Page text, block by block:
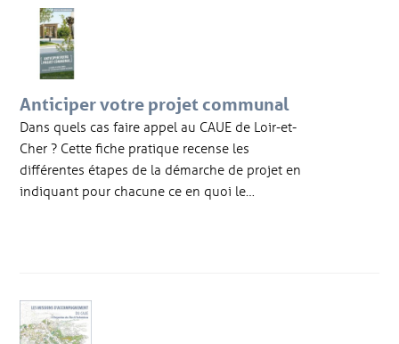
Anticiper votre projet communal
Dans quels cas faire appel au CAUE de Loir-et-
Cher ? Cette fiche pratique recense les
différentes étapes de la démarche de projet en
indiquant pour chacune ce en quoi le…